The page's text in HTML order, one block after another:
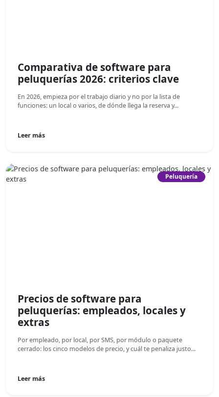
Comparativa de software para
peluquerías 2026: criterios clave
En 2026, empieza por el trabajo diario y no por la lista de
funciones: un local o varios, de dónde llega la reserva y...
Leer más
Peluquería
Precios de software para
peluquerías: empleados, locales y
extras
Por empleado, por local, por SMS, por módulo o paquete
cerrado: los cinco modelos de precio, y cuál te penaliza justo...
Leer más